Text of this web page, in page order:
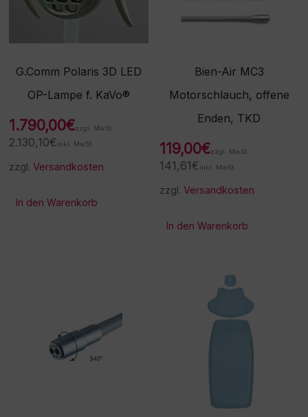
konzipiert und garantiert
eine lange Lebensdauer
G.Comm Polaris 3D LED
OP-Lampe f. KaVo®
1.790,00€zzgl. MwSt.
2.130,10€ inkl. MwSt.
zzgl.Versandkosten
In den Warenkorb
Bien-Air MC3
Motorschlauch, offene
Enden, TKD
119,00€zzgl. MwSt.
141,61€ inkl. MwSt.
zzgl.Versandkosten
In den Warenkorb